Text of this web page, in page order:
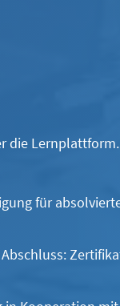
die Lernplattform.
für